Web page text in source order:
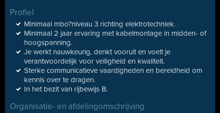
Profiel
Minimaal mbo?niveau 3 richting elektrotechniek.
Minimaal 2 jaar ervaring met kabelmontage in midden- of
hoogspanning.
Je werkt nauwkeurig, denkt vooruit en voelt je
verantwoordelijk voor veiligheid en kwaliteit.
Sterke communicatieve vaardigheden en bereidheid om
kennis over te dragen.
In het bezit van rijbewijs B.
Organisatie- en afdelingomschrijving